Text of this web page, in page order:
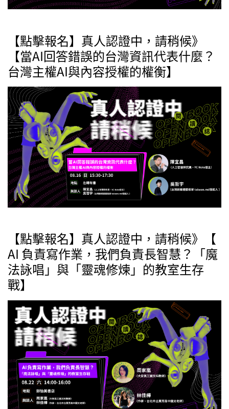
【點擊報名】真人認證中，請稍候》
【當AI回答錯誤的台灣資訊代表什麼？
台灣主權AI與內容授權的權衡】
【點擊報名】真人認證中，請稍候》【
AI 負責寫作業，我們負責長智慧？「魔
法詠唱」與「靈魂修煉」的教室生存
戰】